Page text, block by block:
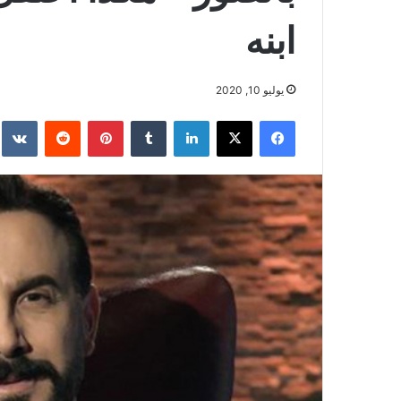
ابنه
يوليو 10, 2020
فيسبوك ‫X لينكدإن بينتيريست